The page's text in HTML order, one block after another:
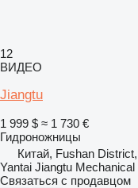
12
ВИДЕО
Jiangtu
1 999 $ ≈ 1 730 €
Гидроножницы
Китай, Fushan
Yantai Jiangtu
Связаться с продавцом